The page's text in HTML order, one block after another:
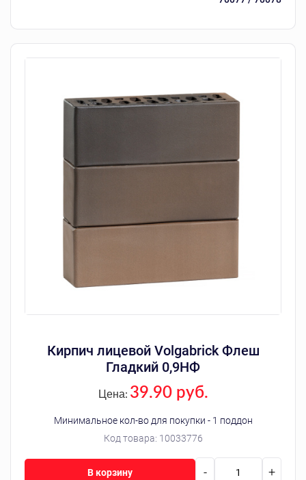
Кирпич лицевой Volgabrick Флеш
Гладкий 0,9НФ
Код товара: 10033776
Цена: 39.90 руб.
Минимальное кол-во для покупки - 1 поддон
- +
В корзину